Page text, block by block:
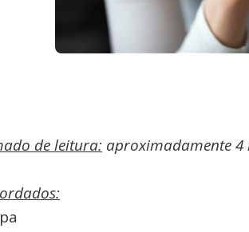
de leitura: aproximadamente 4